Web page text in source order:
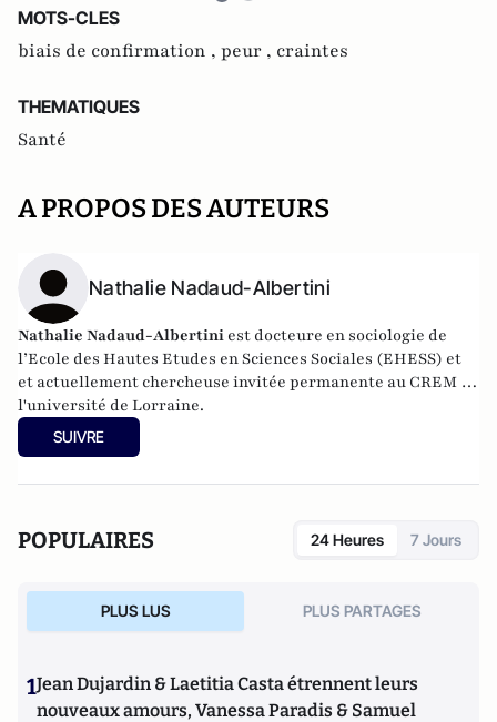
MOTS-CLES
biais de confirmation , peur , craintes
THEMATIQUES
Santé
A PROPOS DES AUTEURS
Nathalie Nadaud-Albertini
Nathalie Nadaud-Albertini est docteure en sociologie de
l’Ecole des Hautes Etudes en Sciences Sociales (EHESS) et
et actuellement chercheuse invitée permanente au CREM de
l'université de Lorraine.
SUIVRE
POPULAIRES 24 Heures 7 Jours
PLUS LUS PLUS PARTAGES
1Jean Dujardin & Laetitia Casta étrennent leurs
nouveaux amours, Vanessa Paradis & Samuel